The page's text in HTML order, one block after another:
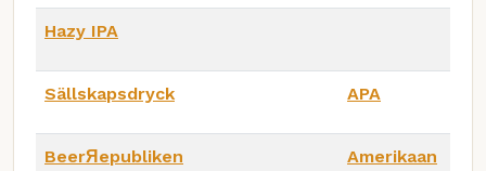
Hazy IPA
Sällskapsdryck APA
BeerЯepubliken
Amerikaan